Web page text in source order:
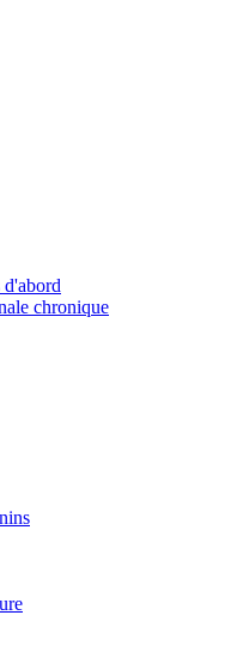
chronique